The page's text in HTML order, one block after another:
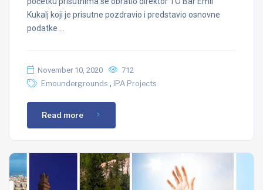
Kukalj koji je prisutne pozdravio i predstavio osnovne
podatke …
November 10, 2020
712
Emoundergrounds , IPA Projects
Read more